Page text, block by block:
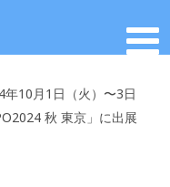
年10月1日（火）〜3日
秋 東京」に出展